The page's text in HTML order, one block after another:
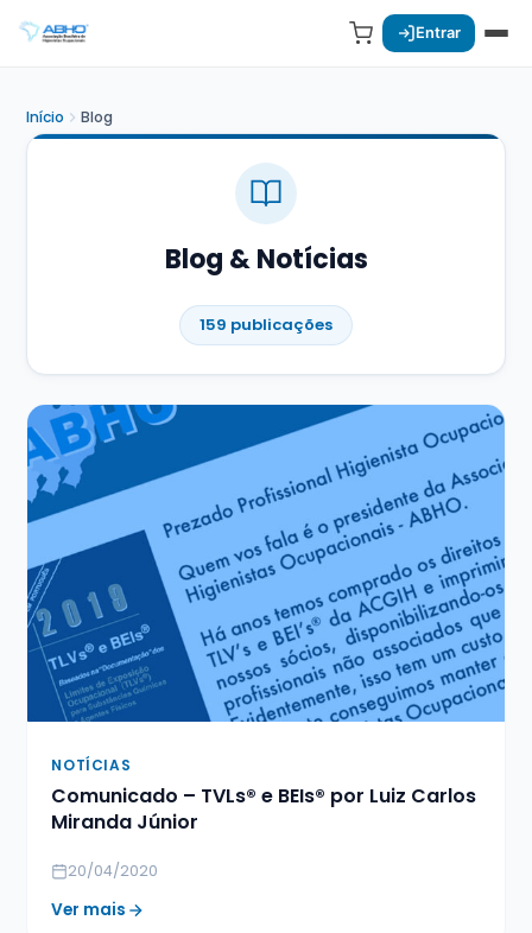
Entrar
Início Blog
Blog & Notícias
159 publicações
NOTÍCIAS
Comunicado – TVLs® e BEIs® por Luiz Carlos
Miranda Júnior
20/04/2020
Ver mais